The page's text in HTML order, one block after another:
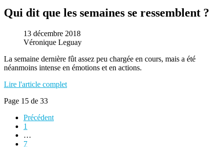
Qui dit que les semaines se ressemblent ?
13 décembre 2018
Véronique Leguay
La semaine dernière fût assez peu chargée en cours, mais a été
néanmoins intense en émotions et en actions.
Lire l'article complet
Page 15 de 33
Précédent
1
…
7